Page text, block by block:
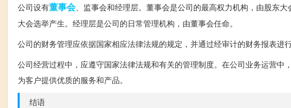
公司设有董事会、监事会和经理层。董事会是公司的最高权力机构，由股东
大会选举产生。经理层是公司的日常管理机构，由董事会任命。
公司的财务管理应依据国家相应法律法规的规定，并通过经审计的财务报表进行
公司经营过程中，应遵守国家法律法规和有关的管理制度。在公司业务运营
为客户提供优质的服务和产品。
结语